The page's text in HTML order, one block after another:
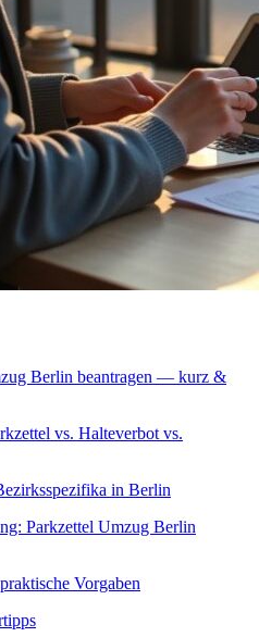
Berlin beantragen — kurz &
vs. Halteverbot vs.
in Berlin
Parkzettel Umzug Berlin
Vorgaben